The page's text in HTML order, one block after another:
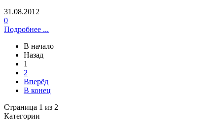
31.08.2012
0
Подробнее ...
В начало
Назад
1
2
Вперёд
В конец
Страница 1 из 2
Категории